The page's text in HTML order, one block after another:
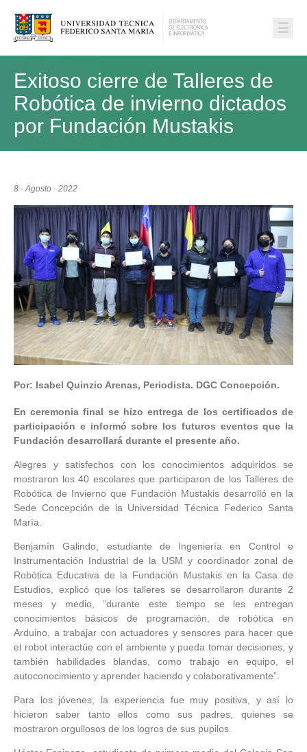
☰
Exitoso cierre de Talleres de
Robótica de invierno dictados
por Fundación Mustakis
8 · Agosto · 2022
Por: Isabel Quinzio Arenas, Periodista. DGC Concepción.
En ceremonia final se hizo entrega de los certificados de
participación e informó sobre los futuros eventos que la
Fundación desarrollará durante el presente año.
Alegres y satisfechos con los conocimientos adquiridos se
mostraron los 40 escolares que participaron de los Talleres de
Robótica de Invierno que Fundación Mustakis desarrolló en la
Sede Concepción de la Universidad Técnica Federico Santa
María.
Benjamín Galindo, estudiante de Ingeniería en Control e
Instrumentación Industrial de la USM y coordinador zonal de
Robótica Educativa de la Fundación Mustakis en la Casa de
Estudios, explicó que los talleres se desarrollaron durante 2
meses y medio, “durante este tiempo se les entregan
conocimientos básicos de programación, de robótica en
Arduino, a trabajar con actuadores y sensores para hacer que
el robot interactúe con el ambiente y pueda tomar decisiones, y
también habilidades blandas, como trabajo en equipo, el
autoconocimiento y aprender haciendo y colaborativamente”.
Para los jóvenes, la experiencia fue muy positiva, y así lo
hicieron saber tanto ellos como sus padres, quienes se
mostraron orgullosos de los logros de sus pupilos.